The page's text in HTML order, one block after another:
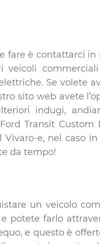
fare è contattarci
veicoli
Se volete
sito web avete
indugi,
Transit Custom
Vivaro-e, nel caso
da tempo!
un veicolo
farlo
e questo è